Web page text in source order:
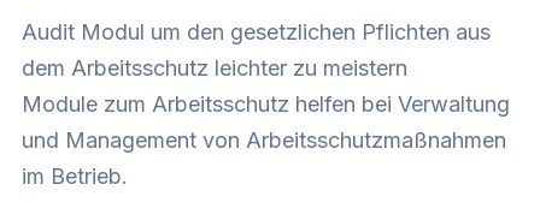
Audit Modul um den gesetzlichen Pflichten aus
dem Arbeitsschutz leichter zu meistern
Module zum Arbeitsschutz helfen bei Verwaltung
und Management von Arbeitsschutzmaßnahmen
im Betrieb.